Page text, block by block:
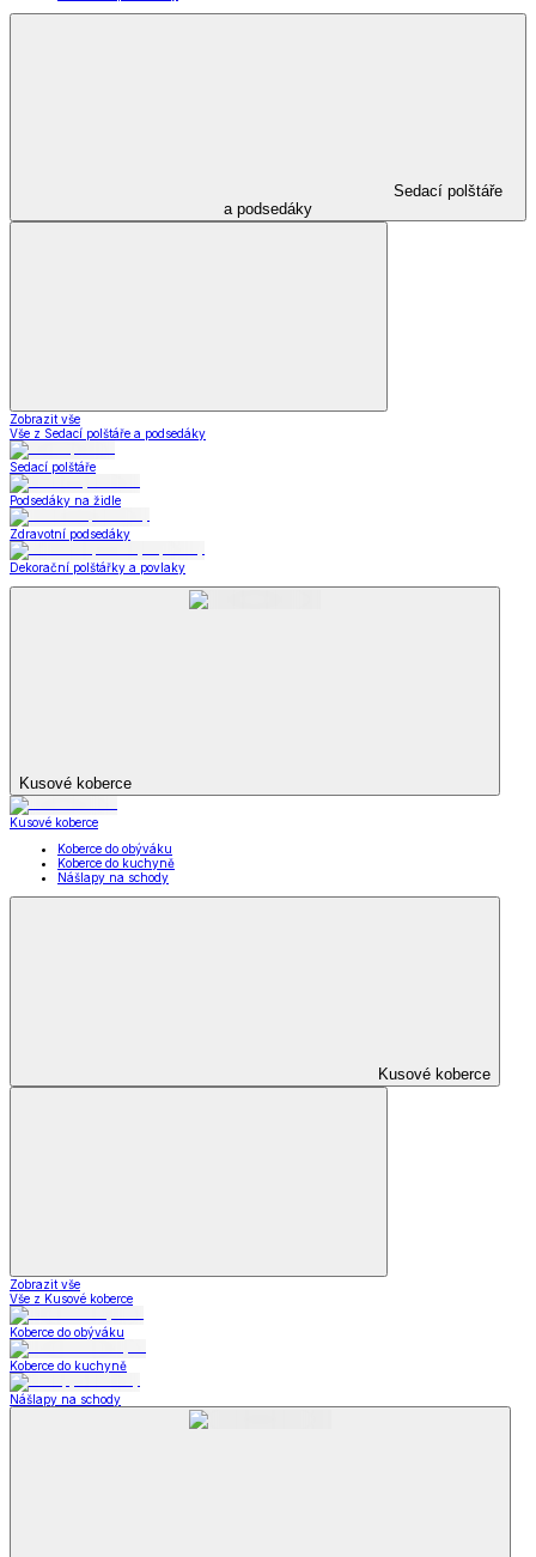
Sedací polštáře
a podsedáky
Zobrazit vše
Vše z Sedací polštáře a podsedáky
Sedací polštáře
Podsedáky na židle
Zdravotní podsedáky
Dekorační polštářky a povlaky
Kusové koberce
Kusové koberce
Koberce do obýváku
Koberce do kuchyně
Nášlapy na schody
Kusové koberce
Zobrazit vše
Vše z Kusové koberce
Koberce do obýváku
Koberce do kuchyně
Nášlapy na schody